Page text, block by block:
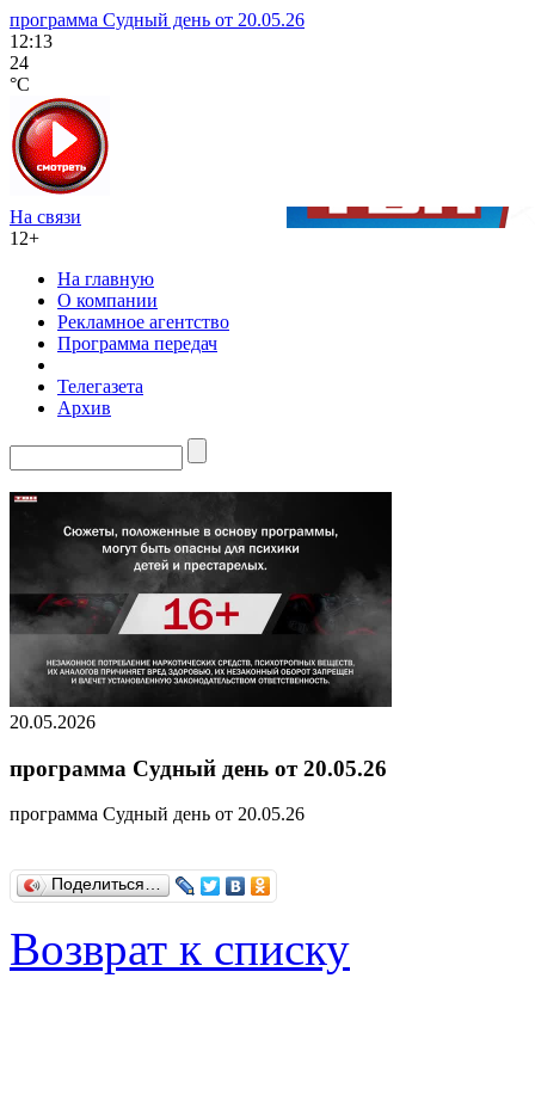
программа Судный день от 20.05.26
12:13
24
°C
На связи
12+
На главную
О компании
Рекламное агентство
Программа передач
Телегазета
Архив
20.05.2026
программа Судный день от 20.05.26
программа Судный день от 20.05.26
Поделиться…
Возврат к списку